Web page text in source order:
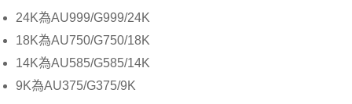
24K為AU999/G999/24K
18K為AU750/G750/18K
14K為AU585/G585/14K
9K為AU375/G375/9K